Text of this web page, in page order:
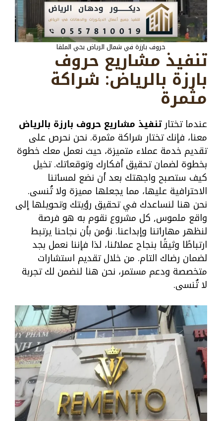
حروف بارزة في شمال الرياض بحي الملقا
تنفيذ مشاريع حروف
بارزة بالرياض: شراكة
مثمرة
عندما تختارتنفيذ مشاريع حروف بارزة بالرياض
معنا، فإنك تختار شراكة مثمرة. نحن نحرص على
تقديم خدمة عملاء متميزة، حيث نعمل معك خطوة
بخطوة لضمان تحقيق أفكارك وتوقعاتك. تخيل
كيف ستصبح واجهتك بعد أن نضع لمساتنا
الاحترافية عليها، مما يجعلها مميزة ولا تُنسى.
نحن هنا لنساعدك في تحقيق رؤيتك وتحويلها إلى
واقع ملموس, كل مشروع نقوم به هو فرصة
لنظهر مهاراتنا وإبداعنا. نؤمن بأن نجاحنا يرتبط
ارتباطًا وثيقًا بنجاح عملائنا، لذا فإننا نعمل بجد
لضمان رضاك التام. من خلال تقديم استشارات
متخصصة ودعم مستمر، نحن هنا لنضمن لك تجربة
لا تُنسى.